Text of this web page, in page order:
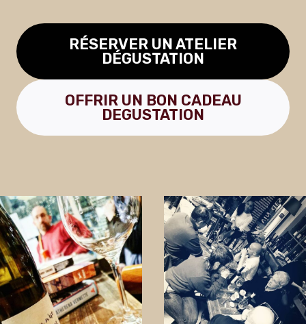
RÉSERVER UN ATELIER
DÉGUSTATION
OFFRIR UN BON CADEAU
DEGUSTATION